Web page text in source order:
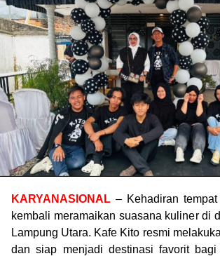
KARYANASIONAL – Kehadiran
kembali meramaikan suasana kuliner di
Lampung Utara. Kafe Kito resmi
dan siap menjadi destinasi favorit bagi